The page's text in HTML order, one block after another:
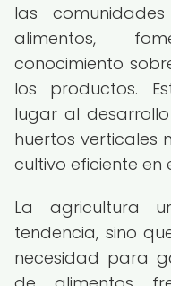
las
alimentos,
conocimiento
los productos.
lugar al
huertos verticales
cultivo eficiente en
La agricultura
tendencia, sino
necesidad para